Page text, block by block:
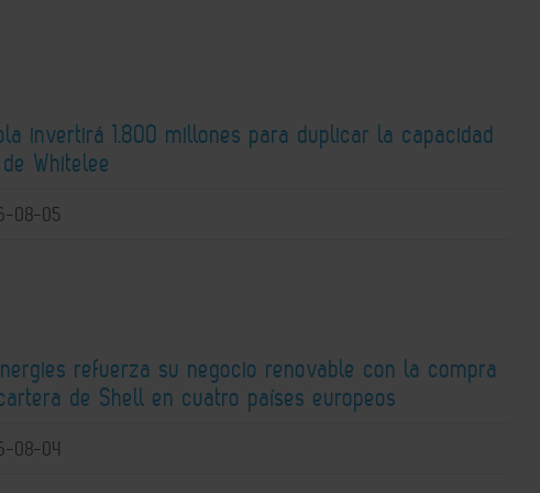
invertirá 1.800 millones para duplicar la capacidad
Whitelee
08-05
refuerza su negocio renovable con la compra
de Shell en cuatro países europeos
08-04